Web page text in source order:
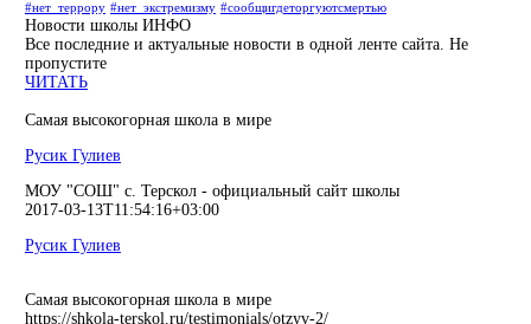
#нет_террору #нет_экстремизму #сообщигдеторгуютсмертью
Новости школы ИНФО
Все последние и актуальные новости в одной ленте сайта. Не
пропустите
ЧИТАТЬ
Самая высокогорная школа в мире
Русик Гулиев
МОУ "СОШ" с. Терскол - официальный сайт школы
2017-03-13T11:54:16+03:00
Русик Гулиев
Самая высокогорная школа в мире
https://shkola-terskol.ru/testimonials/otzyv-2/